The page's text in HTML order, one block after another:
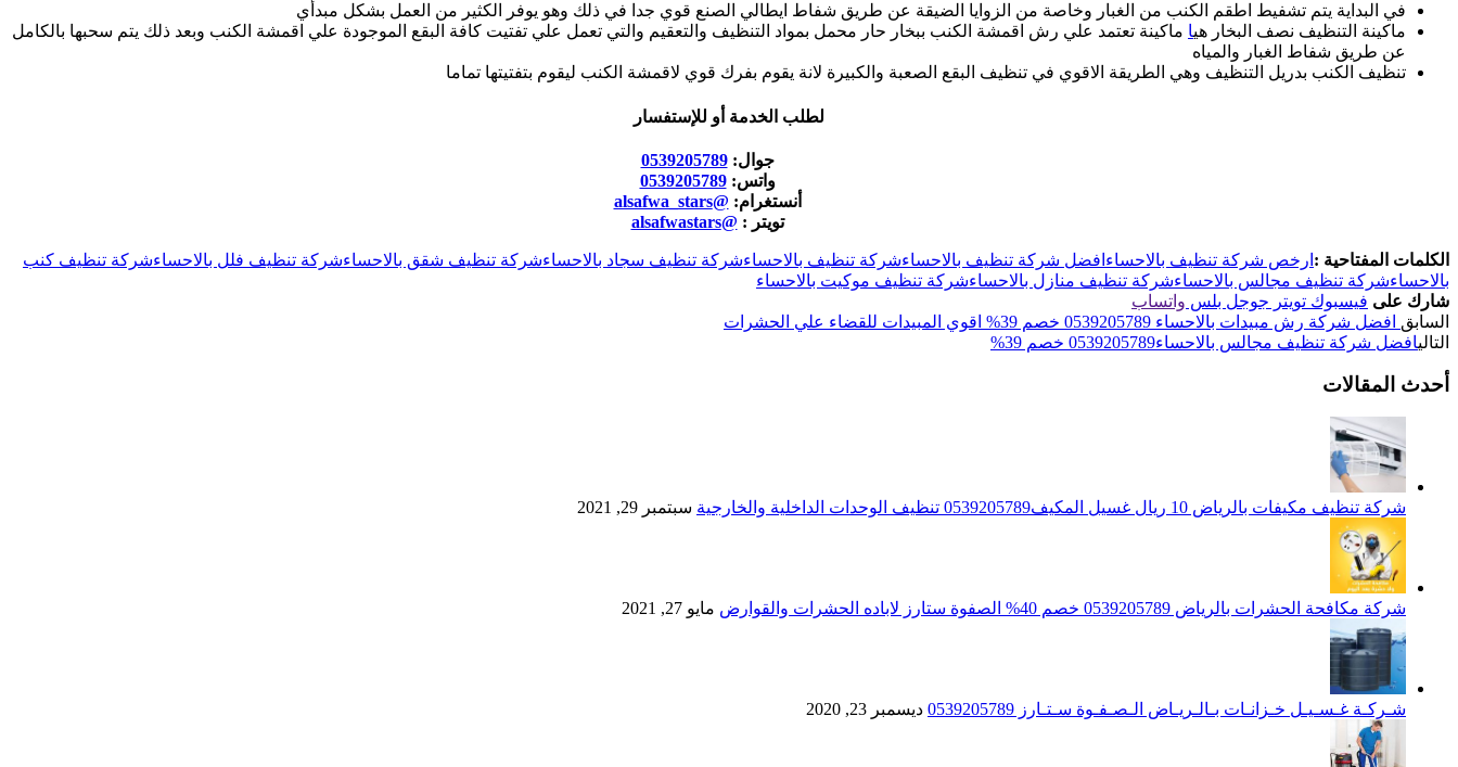
في البداية يتم تشفيط اطقم الكنب من الغبار وخاصة من الزوايا الضيقة عن طريق شفاط ايطالي الصنع قوي جدا في ذلك وهو يوفر الكثير من العمل بشكل مبدأي
ماكينة التنظيف نصف البخار هيا ماكينة تعتمد علي رش اقمشة الكنب ببخار حار محمل بمواد التنظيف والتعقيم والتي تعمل علي تفتيت كافة البقع الموجودة علي اقمشة الكنب وبعد ذلك يتم سحبها بالكامل
عن طريق شفاط الغبار والمياه
تنظيف الكنب بدريل التنظيف وهي الطريقة الاقوي في تنظيف البقع الصعبة والكبيرة لانة يقوم بفرك قوي لاقمشة الكنب ليقوم بتفتيتها تماما
لطلب الخدمة أو للإستفسار
جوال:0539205789
واتس:0539205789
أنستغرام: @alsafwa_stars
تويتر : @alsafwastars
الكلمات المفتاحية : ارخص شركة تنظيف بالاحساء افضل شركة تنظيف بالاحساءشركة تنظيف بالاحساءشركة تنظيف سجاد بالاحساءشركة تنظيف شقق بالاحساءشركة تنظيف فلل بالاحساءشركة تنظيف كنب
بالاحساءشركة تنظيف مجالس بالاحساءشركة تنظيف منازل بالاحساءشركة تنظيف موكيت بالاحساء
شارك على فيسبوك تويتر جوجل بلس واتساب
السابق افضل شركة رش مبيدات بالاحساء 0539205789 خصم 39% اقوي المبيدات للقضاء علي الحشرات
التاليافضل شركة تنظيف مجالس بالاحساء0539205789 خصم 39%
أحدث المقالات
شركة تنظيف مكيفات بالرياض 10 ريال غسيل المكيف0539205789 تنظيف الوحدات الداخلية والخارجية سبتمبر 29, 2021
شركة مكافحة الحشرات بالرياض 0539205789 خصم 40% الصفوة ستارز لاباده الحشرات والقوارض مايو 27, 2021
شـركـة غـسـيـل خـزانـات بـالـريـاض الـصـفـوة سـتـارز 0539205789 ديسمبر 23, 2020